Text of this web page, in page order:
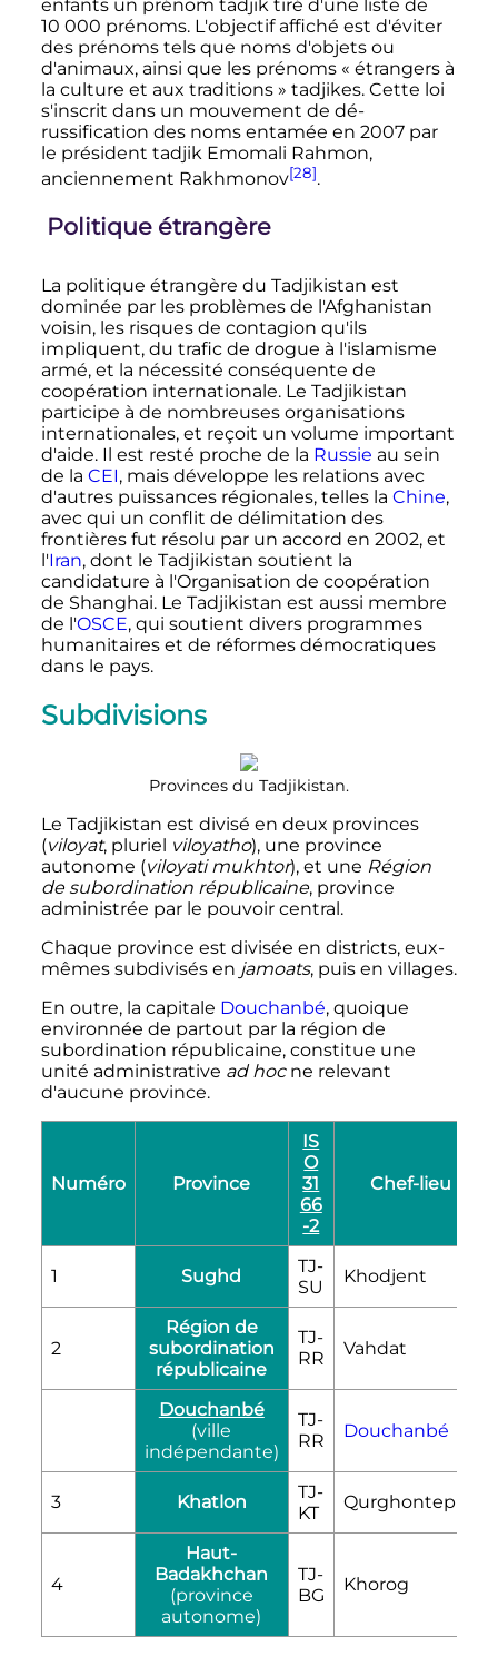
enfants un prénom tadjik tiré d'une liste de
10 000 prénoms. L'objectif affiché est d'éviter
des prénoms tels que noms d'objets ou
d'animaux, ainsi que les prénoms « étrangers à
la culture et aux traditions » tadjikes. Cette loi
s'inscrit dans un mouvement de dé-
russification des noms entamée en 2007 par
le président tadjik Emomali Rahmon,
anciennement Rakhmonov[28].
Politique étrangère
La politique étrangère du Tadjikistan est
dominée par les problèmes de l'Afghanistan
voisin, les risques de contagion qu'ils
impliquent, du trafic de drogue à l'islamisme
armé, et la nécessité conséquente de
coopération internationale. Le Tadjikistan
participe à de nombreuses organisations
internationales, et reçoit un volume important
d'aide. Il est resté proche de la Russie au sein
de la CEI, mais développe les relations avec
d'autres puissances régionales, telles la Chine,
avec qui un conflit de délimitation des
frontières fut résolu par un accord en 2002, et
l'Iran, dont le Tadjikistan soutient la
candidature à l'Organisation de coopération
de Shanghai. Le Tadjikistan est aussi membre
de l'OSCE, qui soutient divers programmes
humanitaires et de réformes démocratiques
dans le pays.
Subdivisions
Provinces du Tadjikistan.
Le Tadjikistan est divisé en deux provinces
(viloyat, pluriel viloyatho), une province
autonome (viloyati mukhtor), et une Région
de subordination républicaine, province
administrée par le pouvoir central.
Chaque province est divisée en districts, eux-
mêmes subdivisés en jamoats, puis en villages.
En outre, la capitale Douchanbé, quoique
environnée de partout par la région de
subordination républicaine, constitue une
unité administrative ad hocne relevant
d'aucune province.
Numéro Province
IS
O
31
66
-2
Chef-lieu
1 Sughd
TJ-
SU
Khodjent
2
Région de
subordination
républicaine
TJ-
RR
Vahdat
Douchanbé
(ville
indépendante)
TJ-
RR
Douchanbé
3 Khatlon
TJ-
KT
Qurghonteppa
4
Haut-
Badakhchan
(province
autonome)
TJ-
BG
Khorog